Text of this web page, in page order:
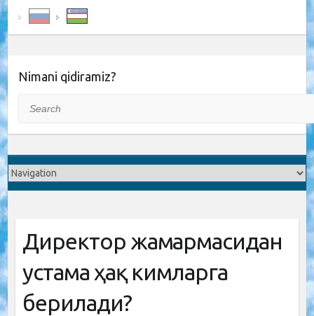
Nimani qidiramiz?
Директор жамғармасидан
устама ҳақ кимларга
берилади?